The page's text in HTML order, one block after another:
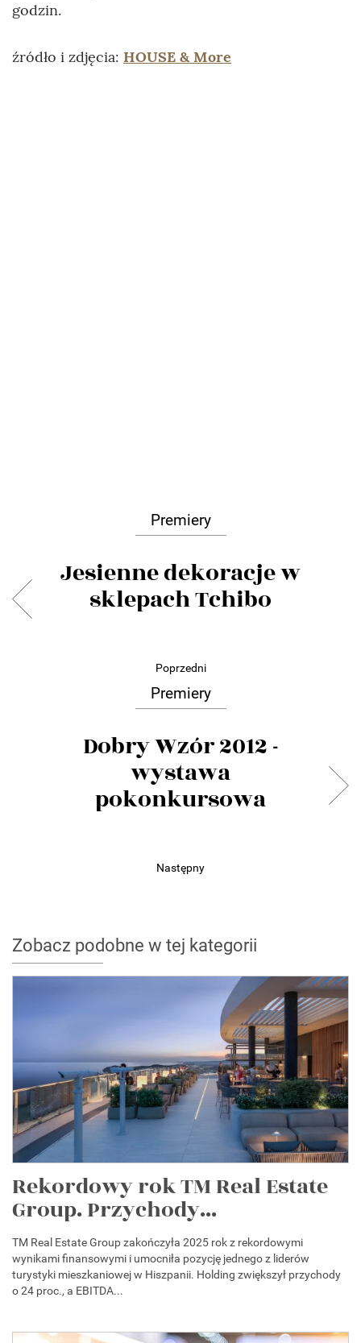
godzin.
źródło i zdjęcia: HOUSE & More
Premiery
Jesienne dekoracje w
sklepach Tchibo
Poprzedni
Premiery
Dobry Wzór 2012 -
wystawa
pokonkursowa
Następny
Zobacz podobne w tej kategorii
Rekordowy rok TM Real Estate
Group. Przychody...
TM Real Estate Group zakończyła 2025 rok z rekordowymi
wynikami finansowymi i umocniła pozycję jednego z liderów
turystyki mieszkaniowej w Hiszpanii. Holding zwiększył przychody
o 24 proc., a EBITDA...